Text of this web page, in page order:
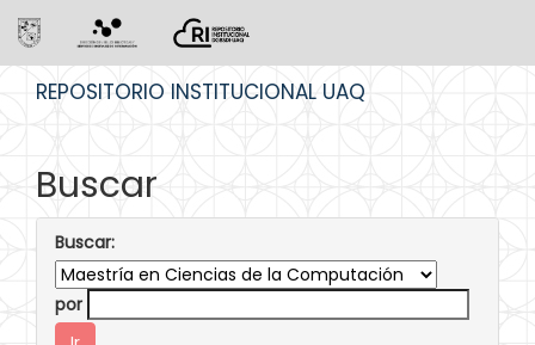
REPOSITORIO INSTITUCIONAL UAQ
Buscar
Buscar:
por